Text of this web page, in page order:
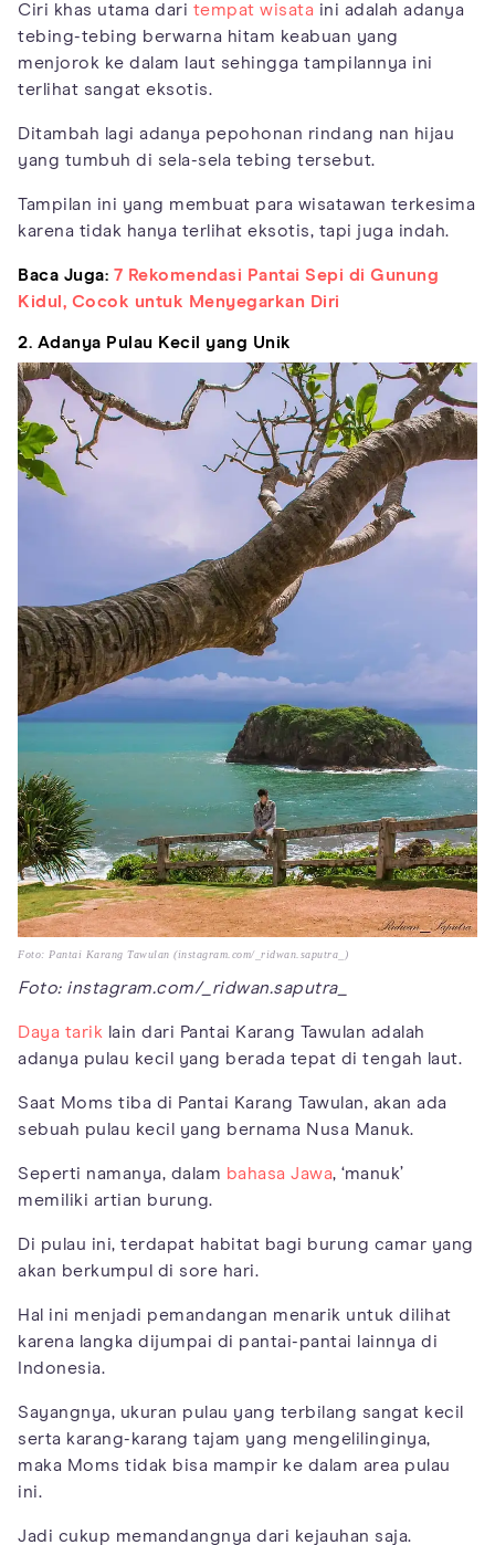
Ciri khas utama dari tempat wisata ini adalah adanya
tebing-tebing berwarna hitam keabuan yang
menjorok ke dalam laut sehingga tampilannya ini
terlihat sangat eksotis.
Ditambah lagi adanya pepohonan rindang nan hijau
yang tumbuh di sela-sela tebing tersebut.
Tampilan ini yang membuat para wisatawan terkesima
karena tidak hanya terlihat eksotis, tapi juga indah.
Baca Juga: 7 Rekomendasi Pantai Sepi di Gunung
Kidul, Cocok untuk Menyegarkan Diri
2. Adanya Pulau Kecil yang Unik
Foto: Pantai Karang Tawulan (instagram.com/_ridwan.saputra_)
Foto: instagram.com/_ridwan.saputra_
Daya tarik lain dari Pantai Karang Tawulan adalah
adanya pulau kecil yang berada tepat di tengah laut.
Saat Moms tiba di Pantai Karang Tawulan, akan ada
sebuah pulau kecil yang bernama Nusa Manuk.
Seperti namanya, dalam bahasa Jawa, ‘manuk’
memiliki artian burung.
Di pulau ini, terdapat habitat bagi burung camar yang
akan berkumpul di sore hari.
Hal ini menjadi pemandangan menarik untuk dilihat
karena langka dijumpai di pantai-pantai lainnya di
Indonesia.
Sayangnya, ukuran pulau yang terbilang sangat kecil
serta karang-karang tajam yang mengelilinginya,
maka Moms tidak bisa mampir ke dalam area pulau
ini.
Jadi cukup memandangnya dari kejauhan saja.